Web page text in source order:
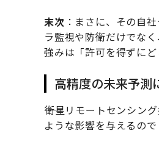
末次 ：まさに、その自
ラ監視や防衛だけでな
強みは「許可を得ずに
高精度の未来予測
――衛星リモートセンシ
ような影響を与えるので